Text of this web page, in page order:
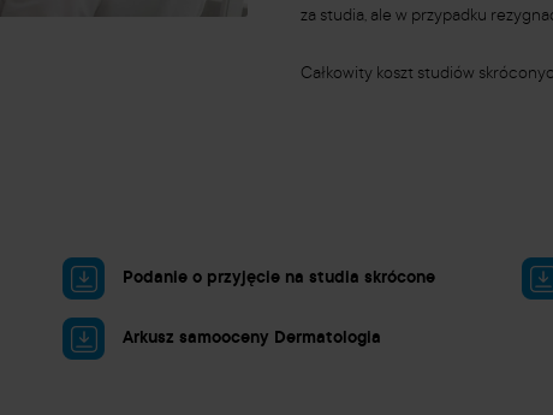
za studia, ale w przypadku
Całkowity koszt studiów
Podanie o przyjęcie na studia skrócone
Arkusz samooceny Dermatologia